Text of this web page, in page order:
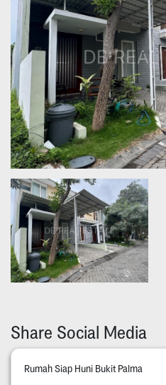
Share Social Media
Rumah Siap Huni Bukit Palma